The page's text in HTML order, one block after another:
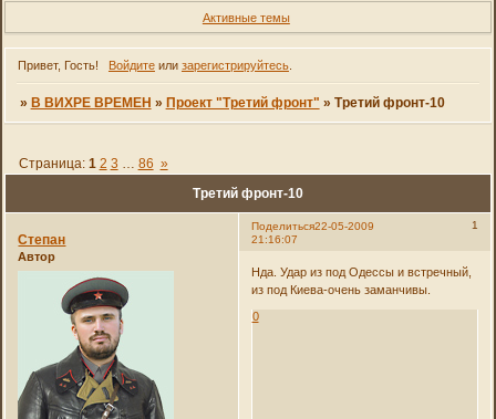
Активные темы
Привет, Гость! Войдитеили зарегистрируйтесь.
» В ВИХРЕ ВРЕМЕН » Проект "Третий фронт" » Третий фронт-10
Третий фронт-10
Страница: 1 2 3 … 86 »
Поделиться 1
22-05-2009
21:16:07
Степан
Автор
Нда. Удар из под Одессы и встречный,
из под Киева-очень заманчивы.
0